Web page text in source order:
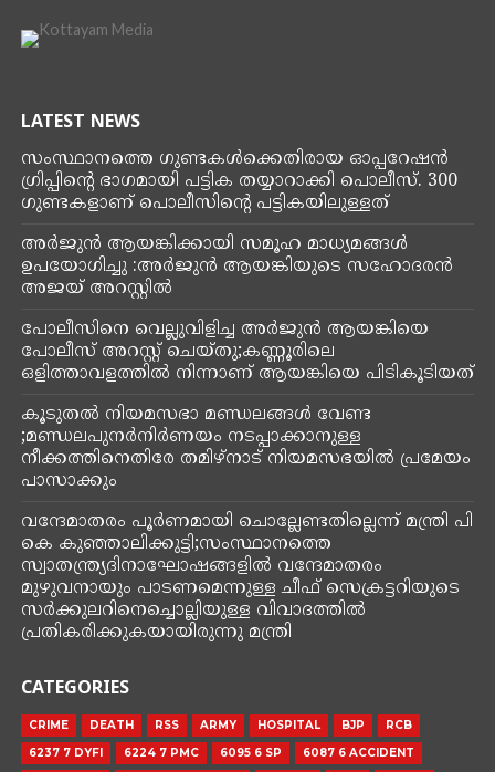
കലിംഗ സൂപ്പർ കപ്പിൽ കേരളാ
ബ്ലാസ്റ്റേഴ്‌സ് തുടക്കം
ലജോങ്ങ് എഫ്സിയെ
ഒന്നിനെതിരെ മൂന്ന്
ഗോളുകൾക്കാണ് മഞ്ഞപ്പട
വീഴ്ത്തിയത്
By Kottayam Media
Posted onJanuary 10, 2024
ഭുവനേശ്വർ: 2024 കലിംഗ സൂപ്പർ കപ്പിൽ ആരാധകർ